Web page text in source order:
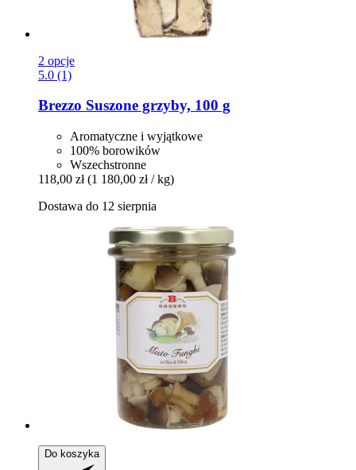
2 opcje
5.0 (1)
Brezzo Suszone grzyby, 100 g
Aromatyczne i wyjątkowe
100% borowików
Wszechstronne
118,00 zł (1 180,00 zł / kg)
Dostawa do 12 sierpnia
Do koszyka